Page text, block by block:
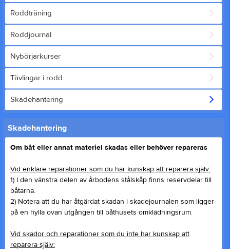
Roddträning
Roddjournal
Nybörjarkurser
Tävlingar i rodd
Skadehantering
Skadehantering
Om båt eller annat materiel skadas eller behöver repareras
Vid enklare reparationer som du har kunskap att reparera själv:
1) I den vänstra delen av årbodens stålskåp finns reservdelar till
båtarna.
2) Notera att du har åtgärdat skadan i skadejournalen som ligger
på en hylla ovan utgången till båthusets omklädningsrum.
Vid skador och reparationer som du inte har kunskap att
reparera själv: